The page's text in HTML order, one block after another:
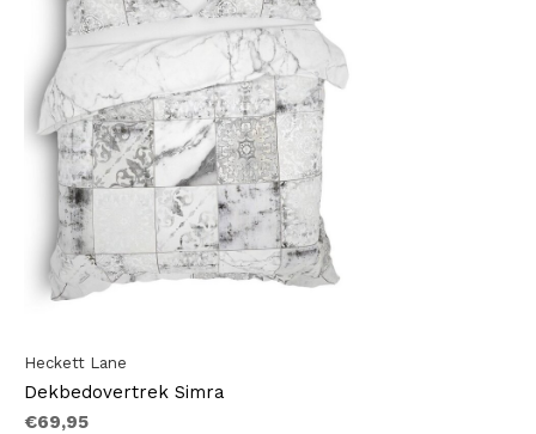
Heckett Lane
Dekbedovertrek Simra
€69,95